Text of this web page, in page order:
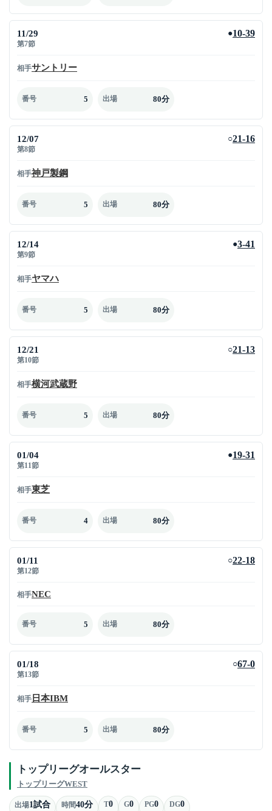
11/29
第7節
●10-39
相手サントリー
番号 5 出場 80分
12/07
第8節
○21-16
相手神戸製鋼
番号 5 出場 80分
12/14
第9節
●3-41
相手ヤマハ
番号 5 出場 80分
12/21
第10節
○21-13
相手横河武蔵野
番号 5 出場 80分
01/04
第11節
●19-31
相手東芝
番号 4 出場 80分
01/11
第12節
○22-18
相手NEC
番号 5 出場 80分
01/18
第13節
○67-0
相手 日本IBM
番号 5 出場 80分
トップリーグオールスター
トップリーグWEST
出場1試合 時間40分 T0 G0 PG0 DG0